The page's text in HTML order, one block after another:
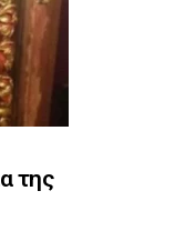
της